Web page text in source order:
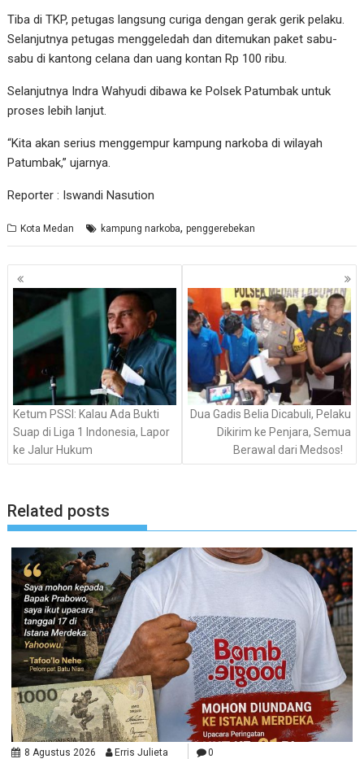
Tiba di TKP, petugas langsung curiga dengan gerak gerik pelaku.
Selanjutnya petugas menggeledah dan ditemukan paket sabu-
sabu di kantong celana dan uang kontan Rp 100 ribu.
Selanjutnya Indra Wahyudi dibawa ke Polsek Patumbak untuk
proses lebih lanjut.
“Kita akan serius menggempur kampung narkoba di wilayah
Patumbak,” ujarnya.
Reporter : Iswandi Nasution
Kota Medan kampung narkoba,penggerebekan
Navigasi
pos
Ketum PSSI: Kalau Ada Bukti
Suap di Liga 1 Indonesia, Lapor
ke Jalur Hukum
Dua Gadis Belia Dicabuli, Pelaku
Dikirim ke Penjara, Semua
Berawal dari Medsos!
Related posts
8 Agustus 2026 Erris Julieta 0